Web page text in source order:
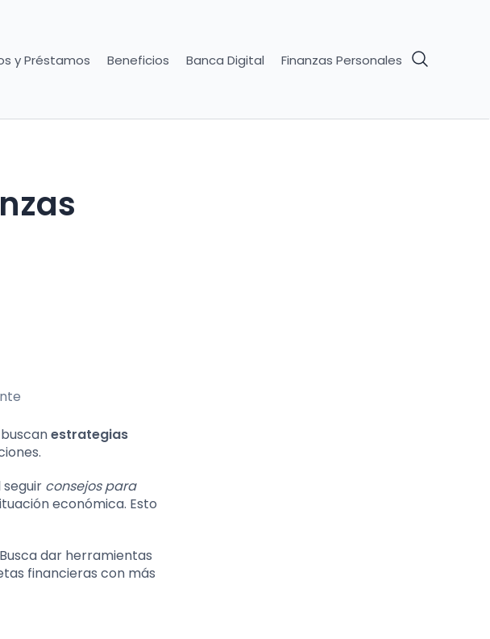
y Préstamos Beneficios Banca Digital Finanzas Personales
estrategias
consejos para
económica. Esto
dar herramientas
financieras con más